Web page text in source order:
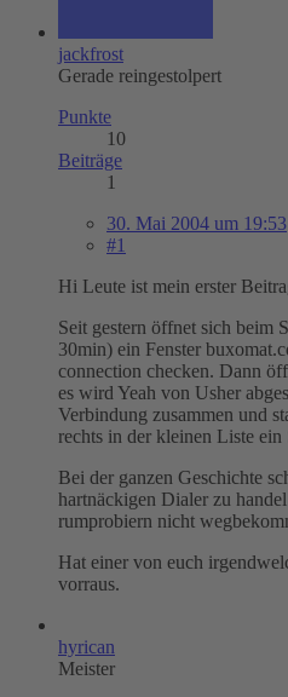
jackfrost
Gerade reingestolpert
Punkte
10
Beiträge
1
30. Mai 2004 um 19:53
#1
Hi Leute ist mein erster
Seit gestern öffnet sich beim
30min) ein Fenster
connection checken. Dann
es wird Yeah von Usher
Verbindung zusammen und
rechts in der kleinen Liste
Bei der ganzen Geschichte
hartnäckigen Dialer zu
rumprobiern nicht
Hat einer von euch
vorraus.
hyrican
Meister